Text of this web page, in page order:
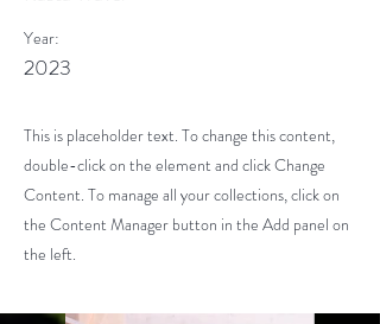
Year:
2023
This is placeholder text. To change this content,
double-click on the element and click Change
Content. To manage all your collections, click on
the Content Manager button in the Add panel on
the left.